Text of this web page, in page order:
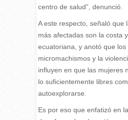
centro de salud”, denunció.
A este respecto, señaló que
más afectadas son la costa
ecuatoriana, y anotó que los
micromachismos y la
influyen en que las mujeres
lo suficientemente libres
autoexplorarse.
Es por eso que enfatizó en